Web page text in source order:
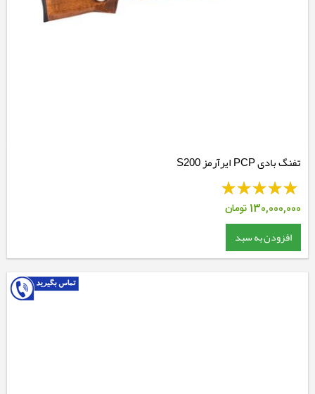
تفنگ بادی PCP ایرآرمز S200
130,000,000 تومان
افزودن به سبد